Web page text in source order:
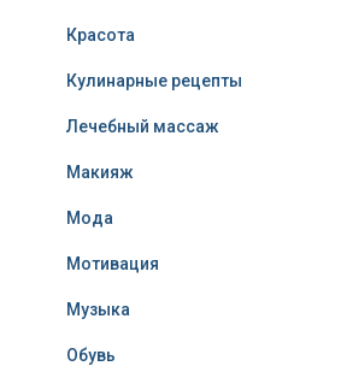
Красота
Кулинарные рецепты
Лечебный массаж
Макияж
Мода
Мотивация
Музыка
Обувь